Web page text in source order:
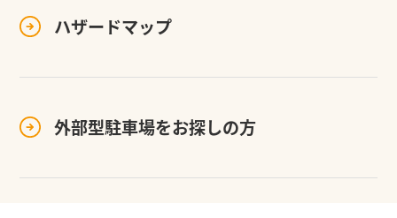
ハザードマップ
外部型駐車場をお探しの方